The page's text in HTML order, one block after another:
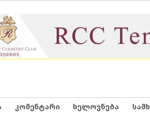
კომენტარი ხელოვნება